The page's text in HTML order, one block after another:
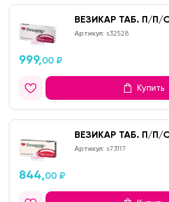
ВЕЗИКАР ТАБ. П/П/
Артикул: s32528
999,00 ₽
Купить
ВЕЗИКАР ТАБ. П/П/
Артикул: s73117
844,00 ₽